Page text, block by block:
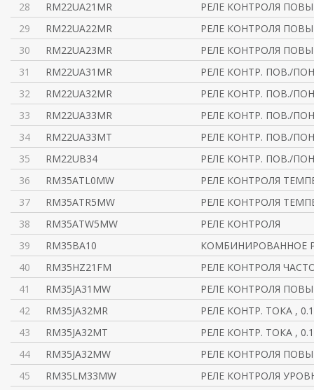
28
RM22UA21MR
РЕЛЕ КОНТРОЛЯ
29
RM22UA22MR
РЕЛЕ КОНТРОЛЯ
30
RM22UA23MR
РЕЛЕ КОНТРОЛЯ
31
RM22UA31MR
РЕЛЕ КОНТР. ПОВ./
32
RM22UA32MR
РЕЛЕ КОНТР. ПОВ./
33
RM22UA33MR
РЕЛЕ КОНТР. ПОВ./
34
RM22UA33MT
РЕЛЕ КОНТР. ПОВ./
35
RM22UB34
РЕЛЕ КОНТР. ПОВ./
36
RM35ATL0MW
РЕЛЕ КОНТРОЛЯ
37
RM35ATR5MW
РЕЛЕ КОНТРОЛЯ
38
RM35ATW5MW
РЕЛЕ КОНТРОЛЯ
39
RM35BA10
КОМБИНИРОВАННОЕ
40
RM35HZ21FM
РЕЛЕ КОНТРОЛЯ
41
RM35JA31MW
РЕЛЕ КОНТРОЛЯ
42
RM35JA32MR
РЕЛЕ КОНТР. ТОКА ,
43
RM35JA32MT
РЕЛЕ КОНТР. ТОКА ,
44
RM35JA32MW
РЕЛЕ КОНТРОЛЯ
45
RM35LM33MW
РЕЛЕ КОНТРОЛЯ